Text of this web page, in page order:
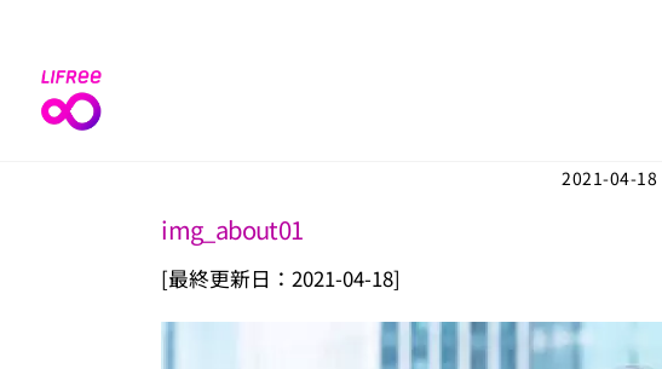
content
2021-04-18
img_about01
[最終更新日：2021-04-18]